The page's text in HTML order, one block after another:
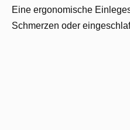
Eine ergonomische
Schmerzen oder